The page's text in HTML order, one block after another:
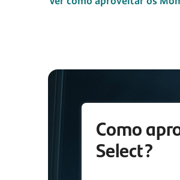
Como
Select?